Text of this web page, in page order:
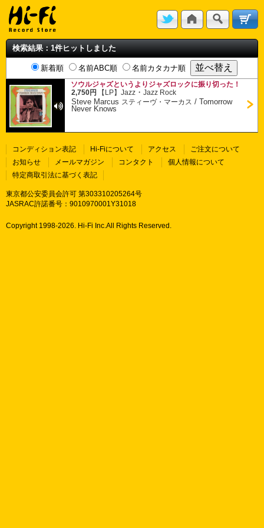
検索結果：1件ヒットしました
新着順 名前ABC順 名前カタカナ順
ソウルジャズというよりジャズロックに振り切った！
2,750円
【LP】Jazz ・Jazz Rock
Steve Marcus スティーヴ・マーカス /Tomorrow
Never Knows
コンディション表記 Hi-Fiについて アクセス
ご注文について
お知らせ
メールマガジン コンタクト
個人情報について
特定商取引法に基づく表記
東京都公安委員会許可 第303310205264号
JASRAC許諾番号：9010970001Y31018
Copyright 1998-2026. Hi-Fi Inc.All Rights Reserved.